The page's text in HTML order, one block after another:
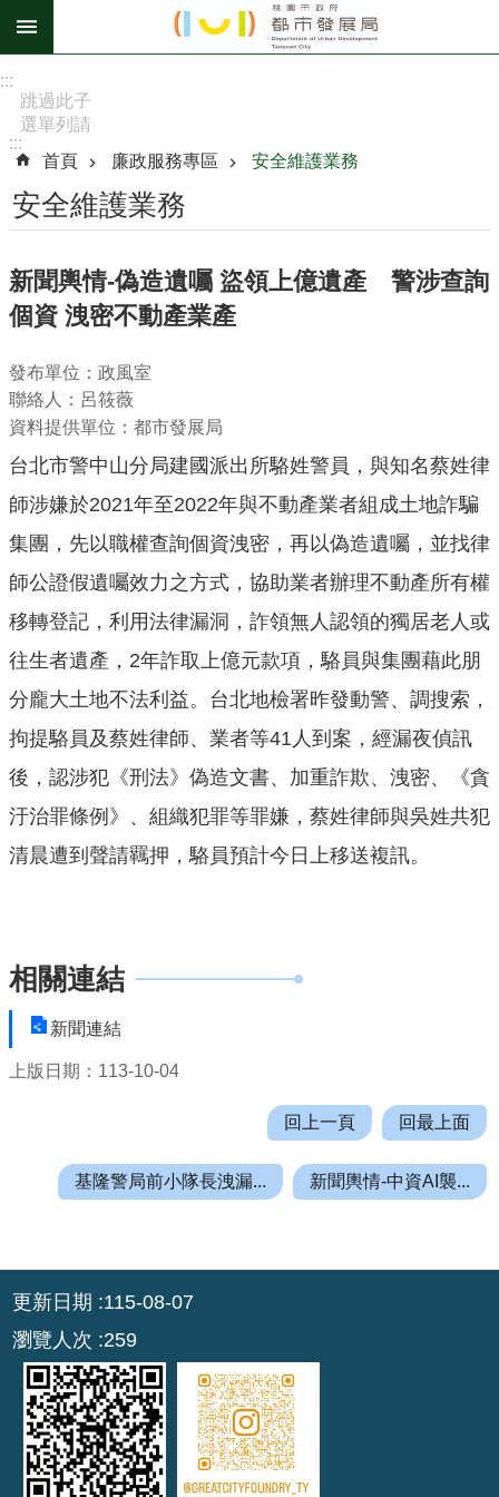
跳到主要內容區塊
階
搜
尋
息
公
認
識
我
們
機
關
訊
錄
業
務
訊
便
民
服
務
資
訊
公
市
計
畫
回
首
頁
:::
跳過此子
選單列請
[Enter]，
繼續則按
[Tab]
:::
首頁
廉政服務專區 安全維護業務
安全維護業務
新聞輿情-偽造遺囑 盜領上億遺產 警涉查詢
個資 洩密不動產業產
發布單位：政風室
聯絡人：呂筱薇
資料提供單位：都市發展局
台北市警中山分局建國派出所駱姓警員，與知名蔡姓律
師涉嫌於2021年至2022年與不動產業者組成土地詐騙
集團，先以職權查詢個資洩密，再以偽造遺囑，並找律
師公證假遺囑效力之方式，協助業者辦理不動產所有權
移轉登記，利用法律漏洞，詐領無人認領的獨居老人或
往生者遺產，2年詐取上億元款項，駱員與集團藉此朋
分龐大土地不法利益。台北地檢署昨發動警、調搜索，
拘提駱員及蔡姓律師、業者等41人到案，經漏夜偵訊
後，認涉犯《刑法》偽造文書、加重詐欺、洩密、《貪
汙治罪條例》、組織犯罪等罪嫌，蔡姓律師與吳姓共犯
清晨遭到聲請羈押，駱員預計今日上移送複訊。
相關連結
新聞連結
上版日期：113-10-04
回上一頁 回最上面
基隆警局前小隊長洩漏... 新聞輿情-中資AI襲...
更新日期 115-08-07
瀏覽人次
259